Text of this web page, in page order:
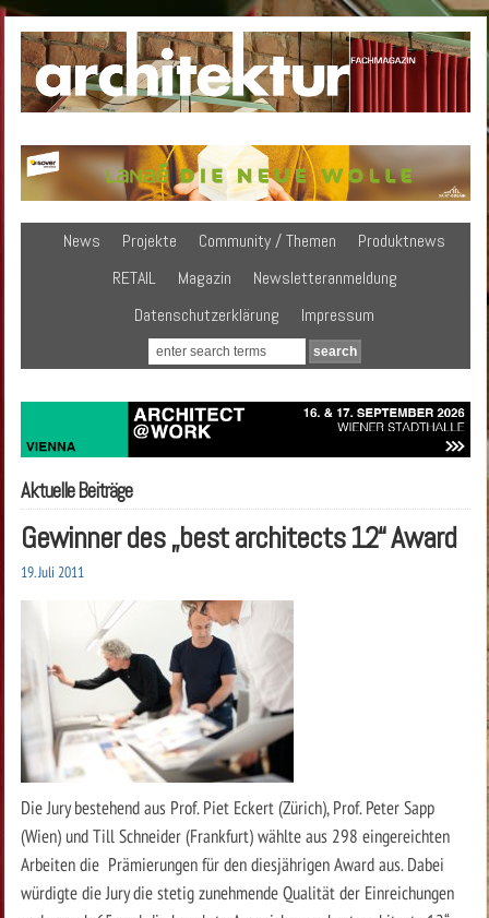
News Projekte Community / Themen
Produktnews
RETAIL
Magazin
Newsletteranmeldung
Datenschutzerklärung
Impressum
Aktuelle Beiträge
Gewinner des „best architects 12“ Award
19. Juli 2011
Die Jury bestehend aus Prof. Piet Eckert (Zürich), Prof. Peter Sapp
(Wien) und Till Schneider (Frankfurt) wählte aus 298 eingereichten
Arbeiten die Prämierungen für den diesjährigen Award aus. Dabei
würdigte die Jury die stetig zunehmende Qualität der Einreichungen